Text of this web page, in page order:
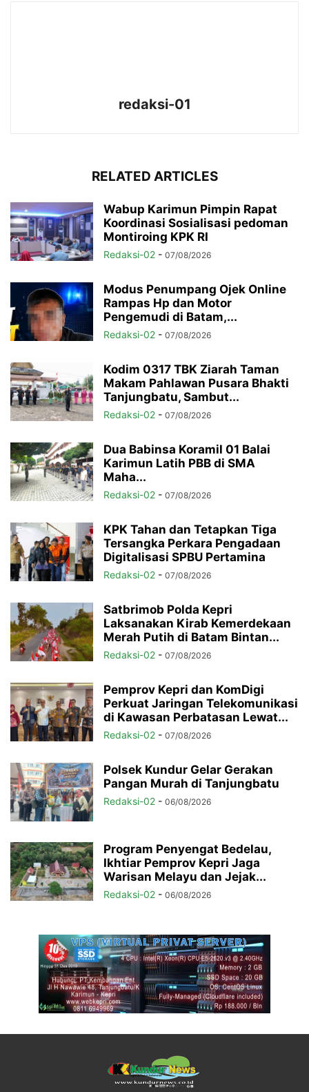
redaksi-01
RELATED ARTICLES
Wabup Karimun Pimpin Rapat
Koordinasi Sosialisasi pedoman
Montiroing KPK RI
Redaksi-02 - 07/08/2026
Modus Penumpang Ojek Online
Rampas Hp dan Motor
Pengemudi di Batam,...
Redaksi-02 - 07/08/2026
Kodim 0317 TBK Ziarah Taman
Makam Pahlawan Pusara Bhakti
Tanjungbatu, Sambut...
Redaksi-02 - 07/08/2026
Dua Babinsa Koramil 01 Balai
Karimun Latih PBB di SMA
Maha...
Redaksi-02 - 07/08/2026
KPK Tahan dan Tetapkan Tiga
Tersangka Perkara Pengadaan
Digitalisasi SPBU Pertamina
Redaksi-02 - 07/08/2026
Satbrimob Polda Kepri
Laksanakan Kirab Kemerdekaan
Merah Putih di Batam Bintan...
Redaksi-02 - 07/08/2026
Pemprov Kepri dan KomDigi
Perkuat Jaringan Telekomunikasi
di Kawasan Perbatasan Lewat...
Redaksi-02 - 07/08/2026
Polsek Kundur Gelar Gerakan
Pangan Murah di Tanjungbatu
Redaksi-02 - 06/08/2026
Program Penyengat Bedelau,
Ikhtiar Pemprov Kepri Jaga
Warisan Melayu dan Jejak...
Redaksi-02 - 06/08/2026